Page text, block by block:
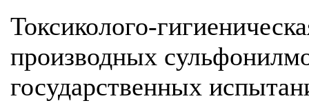
Токсиколого-
производных
государственных